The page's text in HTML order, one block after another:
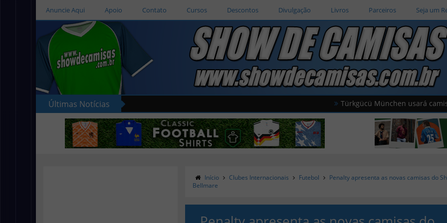
Anuncie Aqui Apoio Contato Cursos Descontos Divulgação Livros Parceiros Seja um
Últimas Notícias Türkgücü München usará camisas
Início Clubes Internacionais Futebol
Penalty apresenta as novas camisas do
Bellmare